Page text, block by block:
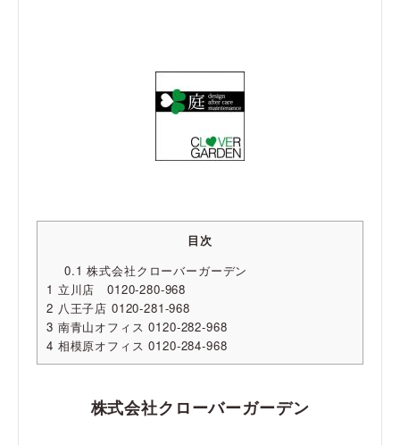
目次
0.1 株式会社クローバーガーデン
1 立川店 0120-280-968
2 八王子店 0120-281-968
3 南青山オフィス 0120-282-968
4 相模原オフィス 0120-284-968
株式会社クローバーガーデン